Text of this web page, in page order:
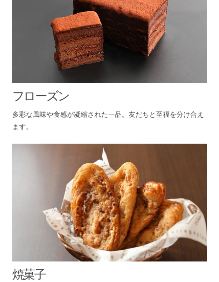
フローズン
多彩な風味や食感が凝縮された一品。友だちと至福を分け合え
ます。
焼菓子